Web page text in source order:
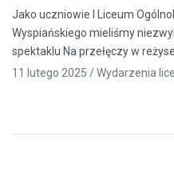
Jako uczniowie I Liceum
Wyspiańskiego mieliśmy
spektaklu Na przełęczy w
11 lutego 2025 /Wydarzenia